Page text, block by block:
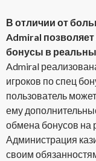
В отличии от
Admiral
бонусы в
Admiral
игроков по спец
пользователь
ему
обмена бонусов на
Администрация
своим